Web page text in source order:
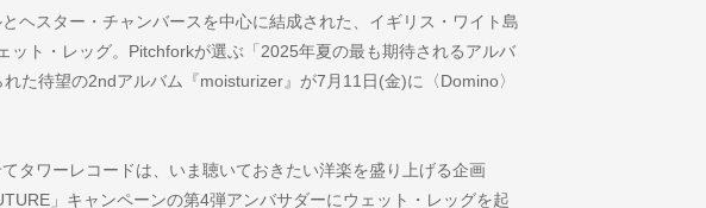
ヘスター・チャンバースを中心に結成された、イギリス・ワイト島
ット・レッグ。Pitchforkが選ぶ「2025年夏の最も期待されるアルバ
た待望の2ndアルバム『moisturizer』が7月11日(金)に〈Domino〉
タワーレコードは、いま聴いておきたい洋楽を盛り上げる企画
」キャンペーンの第4弾アンバサダーにウェット・レッグを起